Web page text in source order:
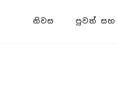
නිවස පුවත් සහ